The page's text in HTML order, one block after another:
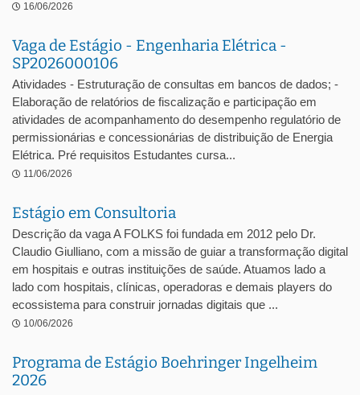
16/06/2026
Vaga de Estágio - Engenharia Elétrica -
SP2026000106
Atividades - Estruturação de consultas em bancos de dados; -
Elaboração de relatórios de fiscalização e participação em
atividades de acompanhamento do desempenho regulatório de
permissionárias e concessionárias de distribuição de Energia
Elétrica. Pré requisitos Estudantes cursa...
11/06/2026
Estágio em Consultoria
Descrição da vaga A FOLKS foi fundada em 2012 pelo Dr.
Claudio Giulliano, com a missão de guiar a transformação digital
em hospitais e outras instituições de saúde. Atuamos lado a
lado com hospitais, clínicas, operadoras e demais players do
ecossistema para construir jornadas digitais que ...
10/06/2026
Programa de Estágio Boehringer Ingelheim
2026